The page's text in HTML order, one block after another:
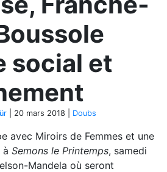
social et
20 mars 2018 Doubs
avec Miroirs de Femmes et une
à Semons le Printemps, samedi
Mandela où seront